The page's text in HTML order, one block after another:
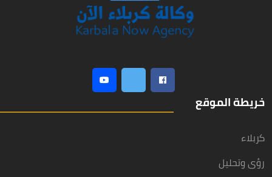
خريطة الموقع
كربلاء
رؤى وتحليل